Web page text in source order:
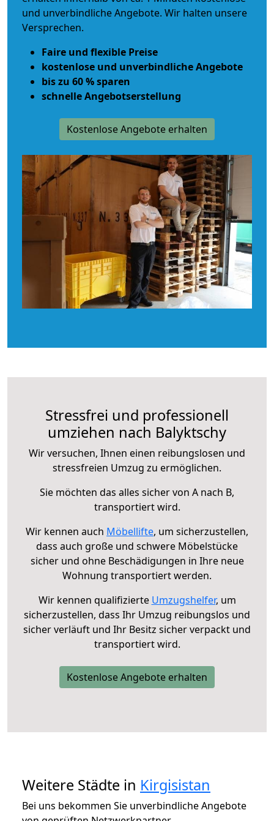
und unverbindliche Angebote. Wir halten unsere
Versprechen.
Faire und flexible Preise
kostenlose und unverbindliche Angebote
bis zu 60 % sparen
schnelle Angebotserstellung
Kostenlose Angebote erhalten
Stressfrei und professionell
umziehen nach Balyktschy
Wir versuchen, Ihnen einen reibungslosen und
stressfreien Umzug zu ermöglichen.
Sie möchten das alles sicher von A nach B,
transportiert wird.
Wir kennen auch Möbellifte, um sicherzustellen,
dass auch große und schwere Möbelstücke
sicher und ohne Beschädigungen in Ihre neue
Wohnung transportiert werden.
Wir kennen qualifizierte Umzugshelfer, um
sicherzustellen, dass Ihr Umzug reibungslos und
sicher verläuft und Ihr Besitz sicher verpackt und
transportiert wird.
Kostenlose Angebote erhalten
Weitere Städte in Kirgisistan
Bei uns bekommen Sie unverbindliche Angebote